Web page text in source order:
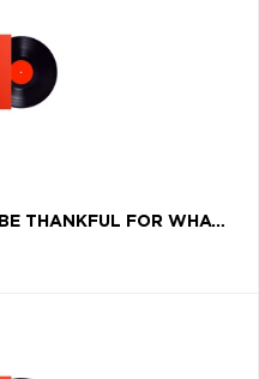
WILLIAM DEVAUGHN, VINYL BE THANKFUL FOR WHAT YOU GOT